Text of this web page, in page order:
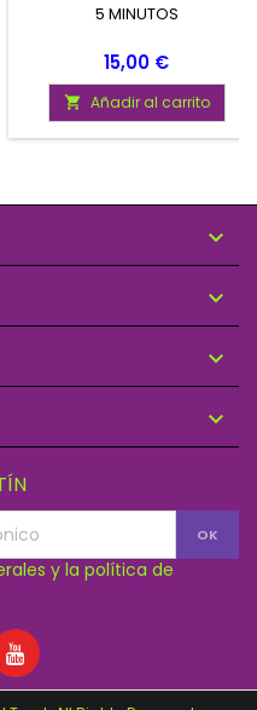
5 MINUTOS
Precio
15,00 €
 Añadir al carrito




y la política de